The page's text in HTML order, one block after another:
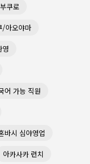
쿠로
/아오야마
영
어 가능 직원
바시 심야영업
아카사카 런치